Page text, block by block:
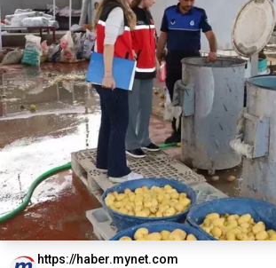
https://haber.mynet.com